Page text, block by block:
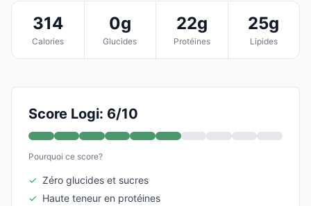
314
Calories
0g
Glucides
22g
Protéines
25g
Lipides
Score Logi: 6/10
Pourquoi ce score?
✓ Zéro glucides et sucres
✓ Haute teneur en protéines